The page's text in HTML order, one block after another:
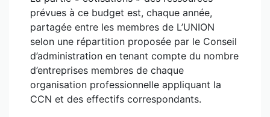
prévues à ce budget est, chaque année,
partagée entre les membres de L’UNION
selon une répartition proposée par le Conseil
d’administration en tenant compte du nombre
d’entreprises membres de chaque
organisation professionnelle appliquant la
CCN et des effectifs correspondants.